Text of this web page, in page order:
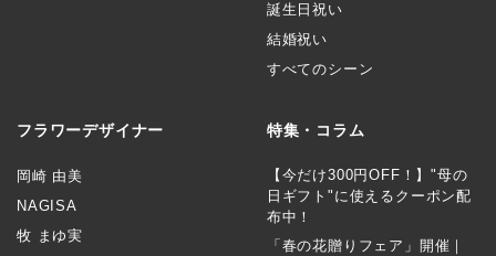
誕生日祝い
結婚祝い
すべてのシーン
フラワーデザイナー
岡崎 由美
NAGISA
牧 まゆ実
特集・コラム
【今だけ300円OFF！】"母の
日ギフト"に使えるクーポン配
布中！
「春の花贈りフェア」開催｜